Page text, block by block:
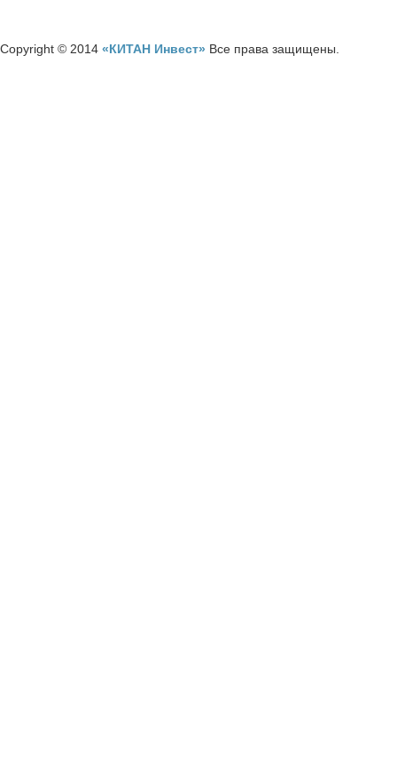
Copyright © 2014«КИТАН Инвест» Все права защищены.